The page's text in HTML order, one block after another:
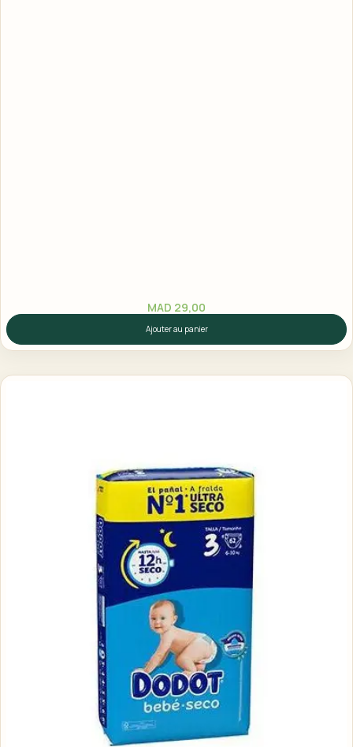
MAD 29,00
Ajouter au panier